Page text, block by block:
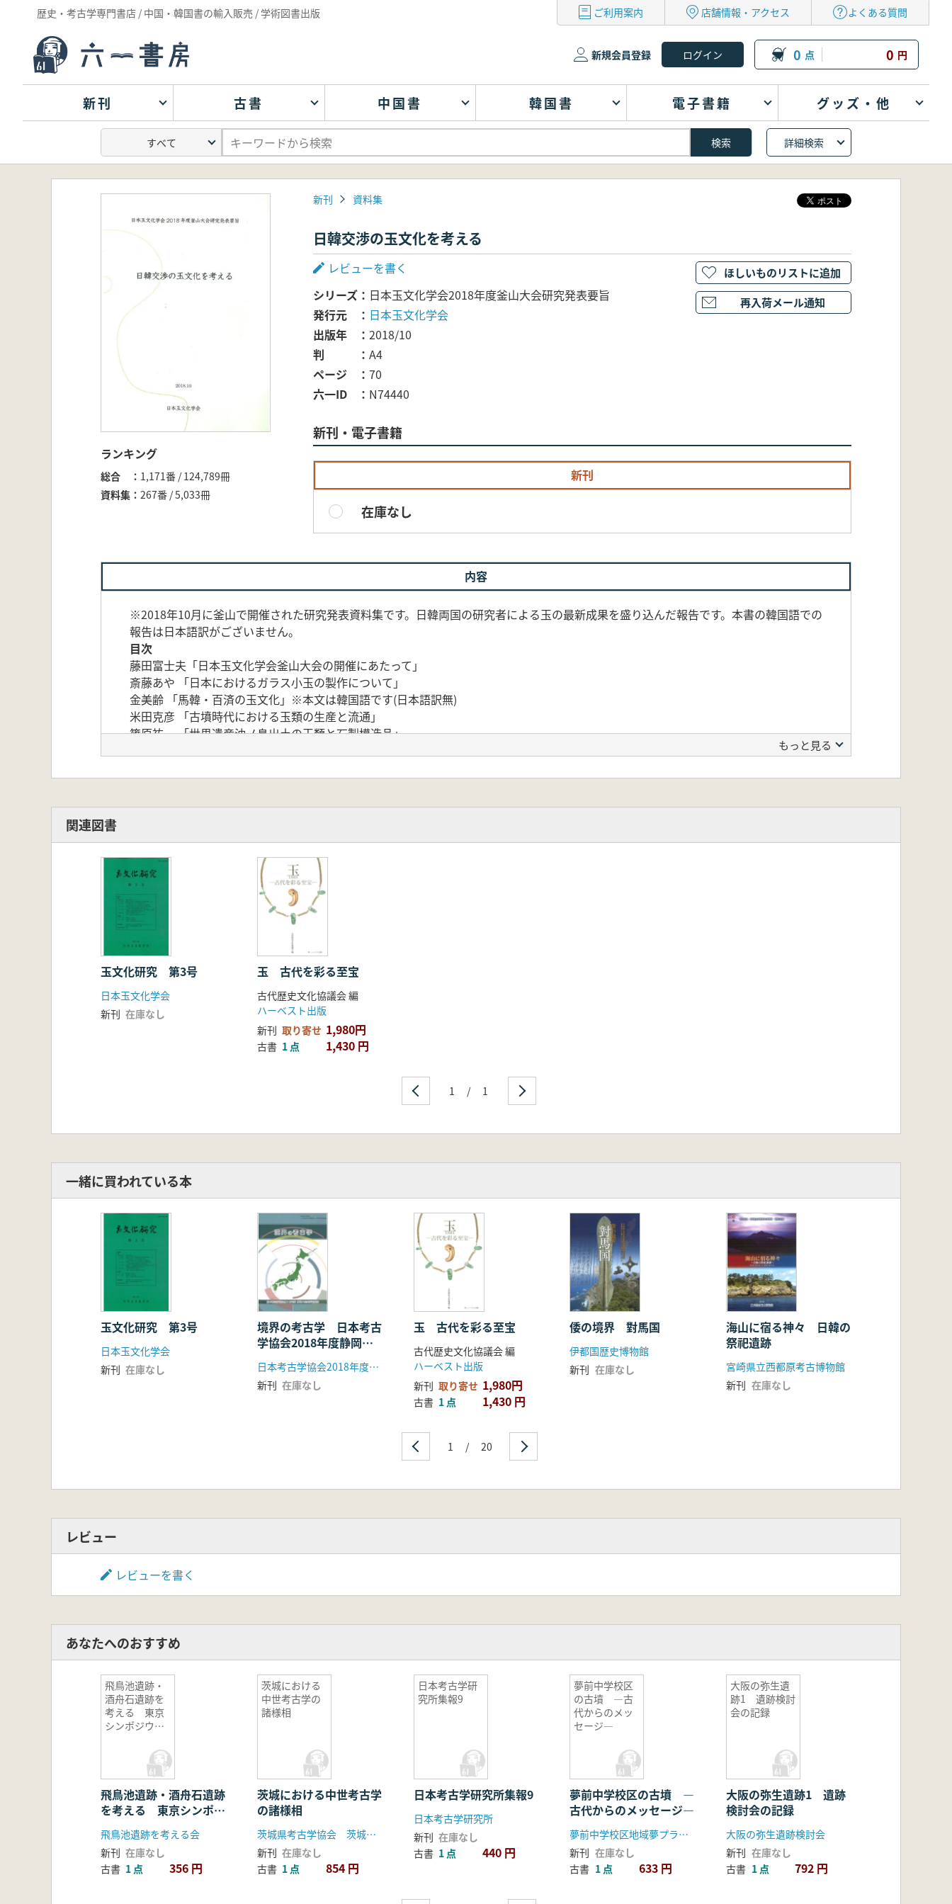
歴史・考古学専門書店 / 中国・韓国書の輸入販売 / 学術図書出版 ご利用案内 店舗情報・アクセス よくある質問
新規会員登録 0 点 0 円
新刊 古書 中国書 韓国書 電子書籍 グッズ・他
詳細検索
ランキング
総合
1,171番 / 124,789冊
資料集
267番 / 5,033冊
新刊 資料集
日韓交渉の玉文化を考える
レビューを書く
シリーズ
日本玉文化学会2018年度釜山大会研究発表要旨
発行元
日本玉文化学会
出版年
2018/10
判
A4
ページ
70
六一ID
N74440
新刊・電子書籍
新刊
在庫なし
ほしいものリストに追加
再入荷メール通知
内容
※2018年10月に釜山で開催された研究発表資料集です。日韓両国の研究者による玉の最新成果を盛り込んだ報告です。本書の韓国語での
報告は日本語訳がございません。
目次
藤田富士夫「日本玉文化学会釜山大会の開催にあたって」
斎藤あや 「日本におけるガラス小玉の製作について」
金美齢 「馬韓・百済の玉文化」※本文は韓国語です(日本語訳無)
米田克彦 「古墳時代における玉類の生産と流通」
篠原祐一 「世界遺産沖ノ島出土の玉類と石製模造品」
※本書目次にございます、当日別刷り資料(河仁秀「櫛文土器社会の耳飾り」)は付いておりません。予めご了承ください。
もっと見る
関連図書
玉文化研究 第3号
日本玉文化学会
新刊 在庫なし
玉 古代を彩る至宝
古代歴史文化協議会 編
ハーベスト出版
新刊 取り寄せ 1,980円
古書 1 点 1,430 円
1 / 1
一緒に買われている本
玉文化研究 第3号
日本玉文化学会
新刊 在庫なし
境界の考古学 日本考古
学協会2018年度静岡大
会研究発表資料集
日本考古学協会2018年度静岡大会実行委員会
新刊 在庫なし
玉 古代を彩る至宝
古代歴史文化協議会 編
ハーベスト出版
新刊 取り寄せ 1,980円
古書 1 点 1,430 円
倭の境界 對馬国
伊都国歴史博物館
新刊 在庫なし
海山に宿る神々 日韓の
祭祀遺跡
宮崎県立西都原考古博物館
新刊 在庫なし
1 / 20
レビュー
レビューを書く
あなたへのおすすめ
飛鳥池遺跡・
酒舟石遺跡を
考える 東京
シンポジウ
飛鳥池遺跡・酒舟石遺跡
を考える 東京シンポジ
ウム
飛鳥池遺跡を考える会
新刊 在庫なし
古書 1 点 356 円
茨城における
中世考古学の
諸様相
茨城における中世考古学
の諸様相
茨城県考古学協会 茨城県立歴史館
新刊 在庫なし
古書 1 点 854 円
日本考古学研
究所集報9
日本考古学研究所集報9
日本考古学研究所
新刊 在庫なし
古書 1 点 440 円
夢前中学校区
の古墳 ―古
代からのメッ
セージ―
夢前中学校区の古墳 ―
古代からのメッセージ―
夢前中学校区地域夢プラン実行委員会
新刊 在庫なし
古書 1 点 633 円
大阪の弥生遺
跡1 遺跡検討
会の記録
大阪の弥生遺跡1 遺跡
検討会の記録
大阪の弥生遺跡検討会
新刊 在庫なし
古書 1 点 792 円